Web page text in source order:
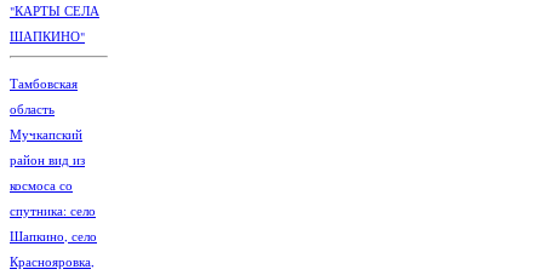
"КАРТЫ СЕЛА
ШАПКИНО"
Тамбовская
область
Мучкапский
район вид из
космоса со
спутника: село
Шапкино, село
Краснояровка,